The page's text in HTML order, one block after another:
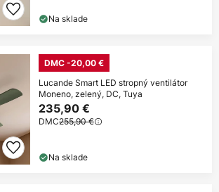
Na sklade
DMC -20,00 €
Lucande Smart LED stropný ventilátor
Moneno, zelený, DC, Tuya
235,90 €
DMC255,90 €
Na sklade